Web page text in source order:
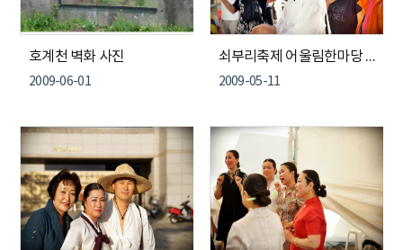
호계천 벽화 사진
2009-06-01
쇠부리축제 어울림한마당 참가 주민자치센터 회원 모습들 3
2009-05-11